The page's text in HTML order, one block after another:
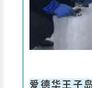
爱德华王子